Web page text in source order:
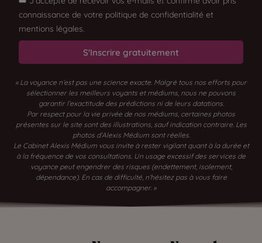
connaissance de votre politique de confidentialité et
mentions légales.
S'Inscrire gratuitement
« La voyance n’est pas une science exacte. Malgré tous nos efforts pour
sélectionner les meilleurs voyants et médiums, nous ne pouvons
garantir l’exactitude des prédictions ni de leurs datations.
Par respect pour la vie privée de nos médiums, certaines photos
présentes sur le site sont des illustrations, sauf indication contraire. Les
photos d’Alexis Médium sont réelles.
Le Cabinet Alexis Médium vous invite à rester vigilant quant à la durée et
à la fréquence de vos consultations. Un usage excessif des services de
voyance peut engendrer des risques (endettement, isolement,
dépendance). En cas de difficulté, n’hésitez pas à vous faire
accompagner. »